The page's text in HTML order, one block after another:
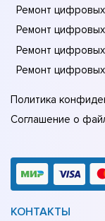
Ремонт цифровых
Ремонт
Ремонт
Ремонт
Политика
Соглашение о
КОНТАКТЫ